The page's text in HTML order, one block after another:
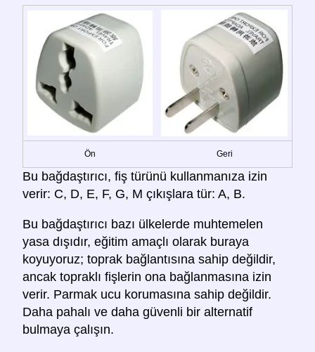
Ön Geri
Bu bağdaştırıcı, fiş türünü kullanmanıza izin
verir: C, D, E, F, G, M çıkışlara tür: A, B.
Bu bağdaştırıcı bazı ülkelerde muhtemelen
yasa dışıdır, eğitim amaçlı olarak buraya
koyuyoruz; toprak bağlantısına sahip değildir,
ancak topraklı fişlerin ona bağlanmasına izin
verir. Parmak ucu korumasına sahip değildir.
Daha pahalı ve daha güvenli bir alternatif
bulmaya çalışın.